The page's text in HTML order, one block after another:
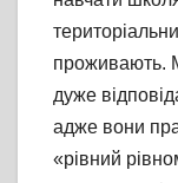
проживають.
дуже
адже вони
«рівний